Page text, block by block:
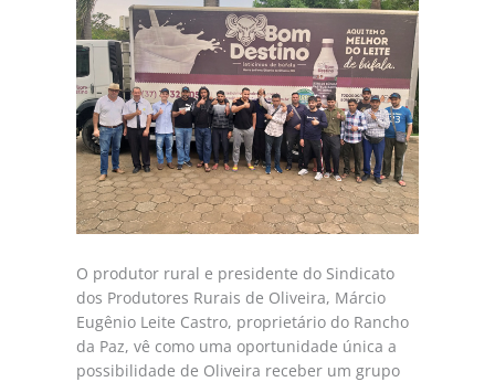
O produtor rural e presidente do Sindicato
dos Produtores Rurais de Oliveira, Márcio
Eugênio Leite Castro, proprietário do Rancho
da Paz, vê como uma oportunidade única a
possibilidade de Oliveira receber um grupo